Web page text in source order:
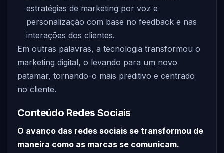
estratégias de marketing por voz e
personalização com base no feedback e nas
interações dos clientes.
Em outras palavras, a tecnologia transformou o
marketing digital, o levando para um novo
patamar, tornando-o mais preditivo e centrado
no cliente.
Conteúdo Redes Sociais
O avanço das redes sociais se transformou de
maneira como as marcas se comunicam.